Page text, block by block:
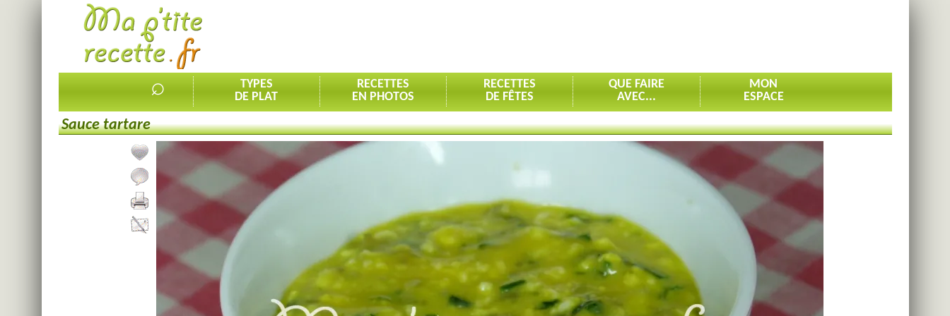
⌕
TYPES
DE PLAT
RECETTES
EN PHOTOS
RECETTES
DE FÊTES
QUE FAIRE
AVEC...
MON
ESPACE
Sauce tartare
Ajouter la recette à mes favorites
Commenter, noter la recette
Imprimer la recette
Partager cette recette